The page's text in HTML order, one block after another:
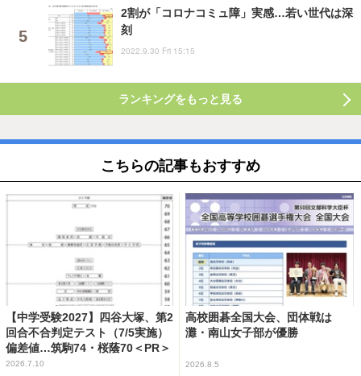
2割が「コロナコミュ障」実感…若い世代は深
刻
2022.9.30 Fri 15:15
ランキングをもっと見る
こちらの記事もおすすめ
【中学受験2027】四谷大塚、第2
回合不合判定テスト（7/5実施）
偏差値…筑駒74・桜蔭70＜PR＞
2026.7.10
高校囲碁全国大会、団体戦は
灘・南山女子部が優勝
2026.8.5